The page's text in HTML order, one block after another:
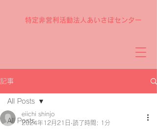
特定非営利活動法人あいさぽセンター
記事
All Posts
All Posts
eiichi shinjo
2024年12月21日 読了時間: 1分